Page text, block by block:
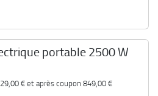
portable 2500 W
€et après coupon 849,00 €